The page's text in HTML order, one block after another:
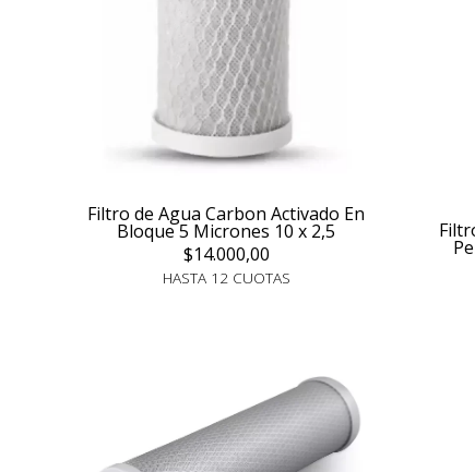
Filtro de Agua Carbon Activado En
Bloque 5 Micrones 10 x 2,5
$14.000,00
HASTA 12 CUOTAS